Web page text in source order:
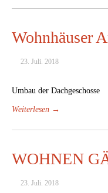
Wohnhäuser
23. Juli. 2018
Umbau der Dachgeschosse
Weiterlesen →
WOHNEN
23. Juli. 2018